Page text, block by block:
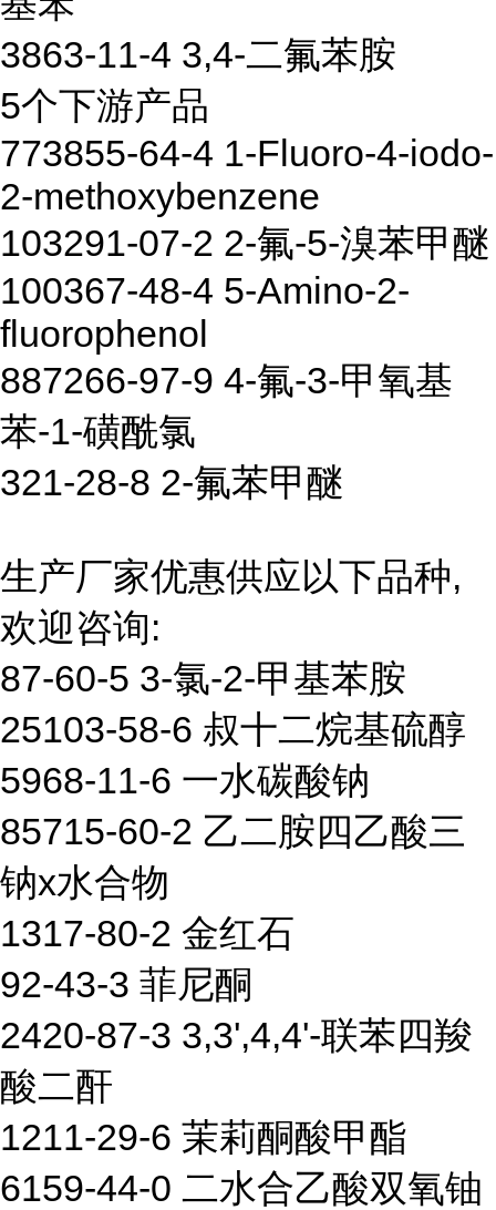
3863-11-4 3,4-二氟苯胺
5个下游产品
773855-64-4 1-Fluoro-4-iodo-
2-methoxybenzene
103291-07-2 2-氟-5-溴苯甲醚
100367-48-4 5-Amino-2-
fluorophenol
887266-97-9 4-氟-3-甲氧基
苯-1-磺酰氯
321-28-8 2-氟苯甲醚
生产厂家优惠供应以下品种,
欢迎咨询:
87-60-5 3-氯-2-甲基苯胺
25103-58-6 叔十二烷基硫醇
5968-11-6 一水碳酸钠
85715-60-2 乙二胺四乙酸三
钠x水合物
1317-80-2 金红石
92-43-3 菲尼酮
2420-87-3 3,3',4,4'-联苯四羧
酸二酐
1211-29-6 茉莉酮酸甲酯
6159-44-0 二水合乙酸双氧铀